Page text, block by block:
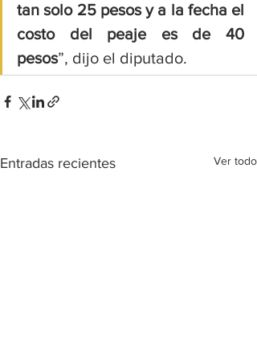
tan solo 25 pesos y a la fecha el
costo del peaje es de 40
pesos”, dijo el diputado.
Entradas recientes Ver todo